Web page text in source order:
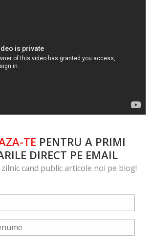
TE PENTRU A PRIMI
DIRECT PE EMAIL
cand public articole noi pe blog!